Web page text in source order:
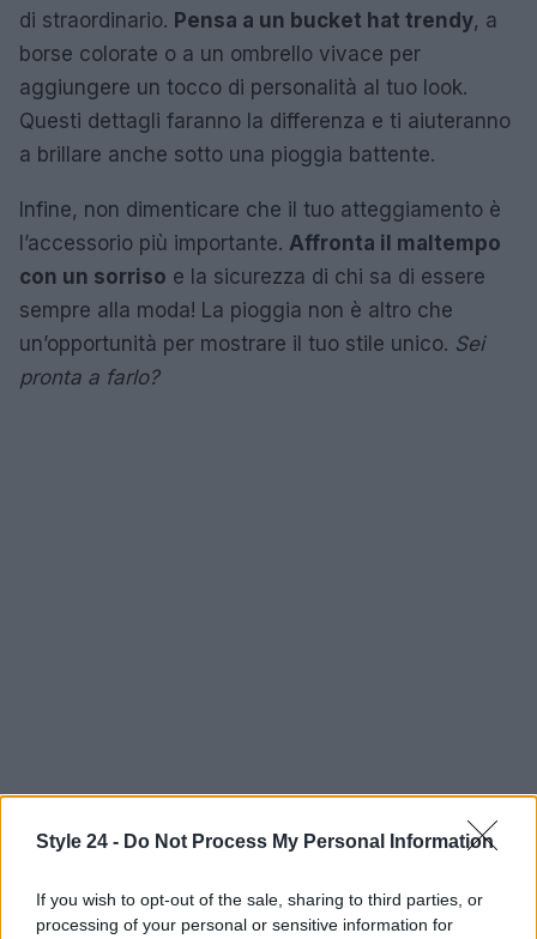
Style 24 - Do Not Process My Personal Information
If you wish to opt-out of the sale, sharing to third parties, or
processing of your personal or sensitive information for
di straordinario. Pensa a un bucket hat trendy, a
borse colorate o a un ombrello vivace per
aggiungere un tocco di personalità al tuo look.
Questi dettagli faranno la differenza e ti aiuteranno
a brillare anche sotto una pioggia battente.
Infine, non dimenticare che il tuo atteggiamento è
l’accessorio più importante. Affronta il maltempo
con un sorriso e la sicurezza di chi sa di essere
sempre alla moda! La pioggia non è altro che
un’opportunità per mostrare il tuo stile unico. Sei
pronta a farlo?
Staff